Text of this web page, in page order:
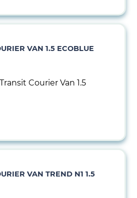
VAN 1.5 ECOBLUE
VAN TREND N1 1.5